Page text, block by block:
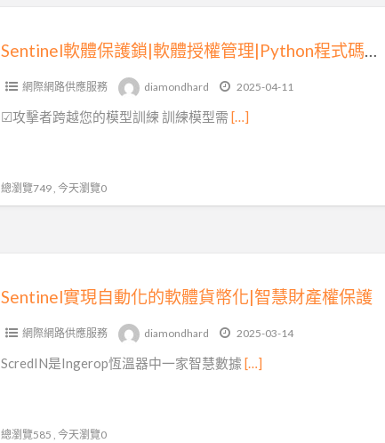
Sentinel軟體保護鎖|軟體授權管理|Python程式碼加密(四)
網際網路供應服務 diamondhard 2025-04-11
☑攻擊者跨越您的模型訓練 訓練模型需 […]
總瀏覽749 , 今天瀏覽0
Sentinel實現自動化的軟體貨幣化|智慧財產權保護
網際網路供應服務 diamondhard 2025-03-14
ScredIN是Ingerop恆溫器中一家智慧數據 […]
總瀏覽585 , 今天瀏覽0